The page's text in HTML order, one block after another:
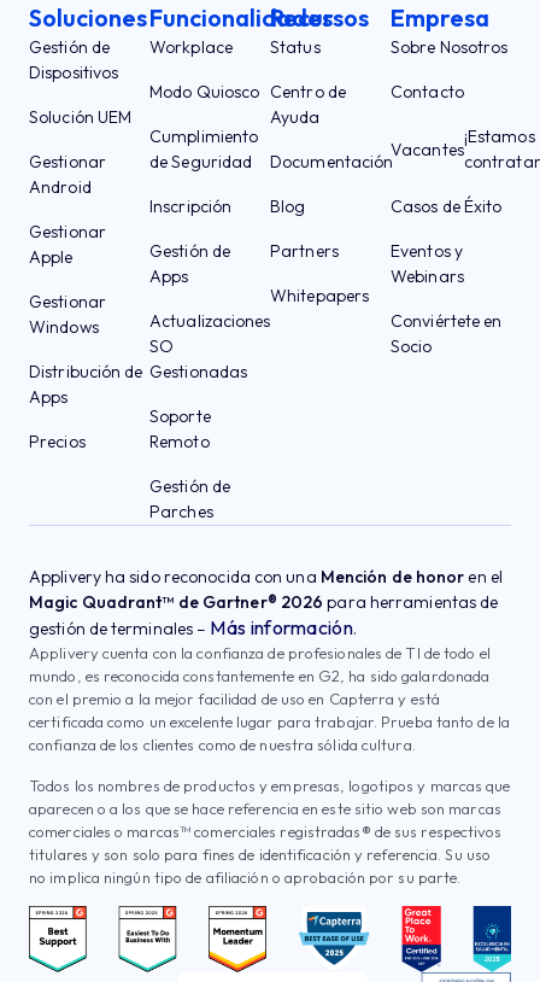
Soluciones
Gestión de
Dispositivos
Solución UEM
Gestionar
Android
Gestionar
Apple
Gestionar
Windows
Distribución de
Apps
Precios
Funcionalidades
Workplace
Modo Quiosco
Cumplimiento
de Seguridad
Inscripción
Gestión de
Apps
Actualizaciones
SO
Gestionadas
Soporte
Remoto
Gestión de
Parches
Recursos
Status
Centro de
Ayuda
Documentación
Blog
Partners
Whitepapers
Empresa
Sobre Nosotros
Contacto
Vacantes
¡Estamos
Casos de Éxito
Eventos y
Webinars
Conviértete en
Socio
Applivery ha sido reconocida con una Mención de honor en el
Magic Quadrant™ de Gartner® 2026 para herramientas de
gestión de terminales – Más información.
Applivery cuenta con la confianza de profesionales de TI de todo el
mundo, es reconocida constantemente en G2, ha sido galardonada
con el premio a la mejor facilidad de uso en Capterra y está
certificada como un excelente lugar para trabajar. Prueba tanto de la
confianza de los clientes como de nuestra sólida cultura.
Todos los nombres de productos y empresas, logotipos y marcas que
aparecen o a los que se hace referencia en este sitio web son marcas
comerciales o marcas™ comerciales registradas® de sus respectivos
titulares y son solo para fines de identificación y referencia. Su uso
no implica ningún tipo de afiliación o aprobación por su parte.